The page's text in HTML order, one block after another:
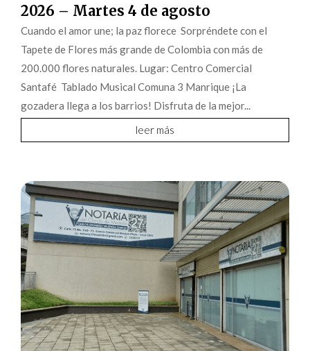
2026 – Martes 4 de agosto
Cuando el amor une; la paz florece Sorpréndete con el
Tapete de Flores más grande de Colombia con más de
200.000 flores naturales. Lugar: Centro Comercial
Santafé Tablado Musical Comuna 3 Manrique ¡La
gozadera llega a los barrios! Disfruta de la mejor...
leer más